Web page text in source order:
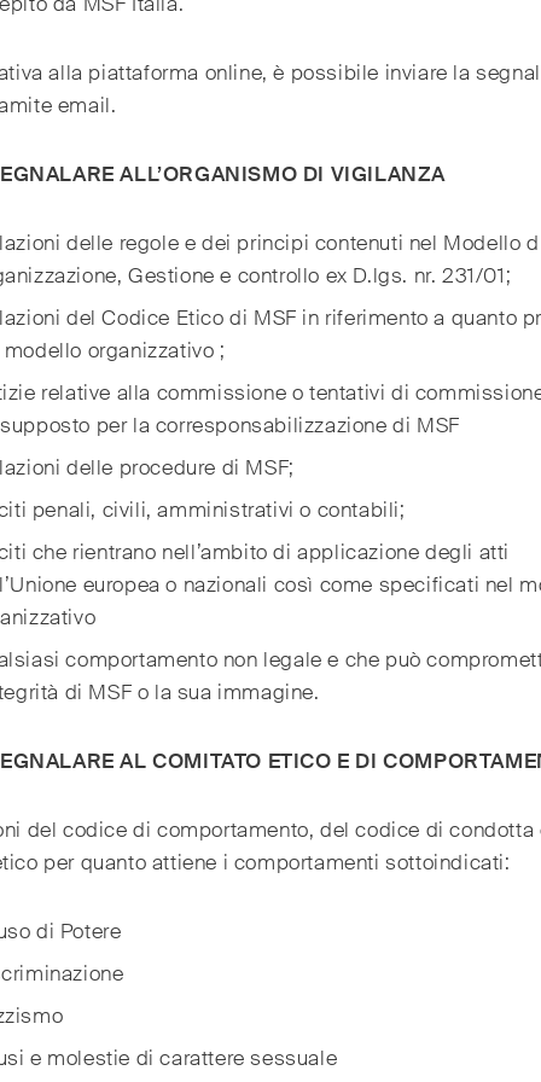
alla piattaforma online, è possibile inviare la
email.
ALL’ORGANISMO DI VIGILANZA
delle regole e dei principi contenuti nel Modello
Gestione e controllo ex D.lgs. nr. 231/01;
del Codice Etico di MSF in riferimento a quanto
organizzativo ;
relative alla commissione o tentativi di
per la corresponsabilizzazione di MSF
delle procedure di MSF;
penali, civili, amministrativi o contabili;
che rientrano nell’ambito di applicazione degli atti
europea o nazionali così come specificati nel
comportamento non legale e che può
di MSF o la sua immagine.
AL COMITATO ETICO E DI
del codice di comportamento, del codice di condotta
per quanto attiene i comportamenti sottoindicati:
di Potere
e molestie di carattere sessuale